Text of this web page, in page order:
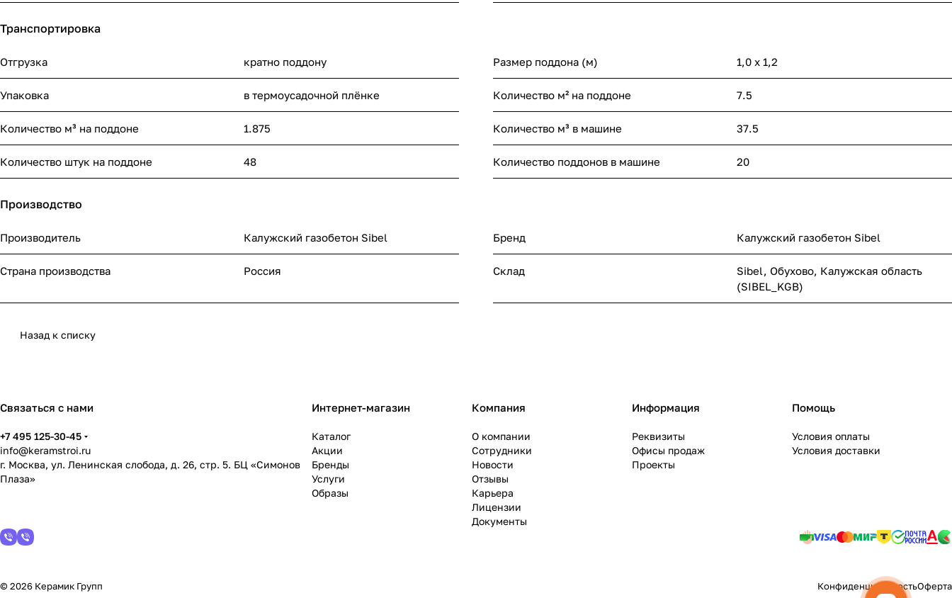
Транспортировка
Отгрузка кратно поддону Размер поддона (м) 1,0 х 1,2
Упаковка в термоусадочной плёнке Количество м² на поддоне 7.5
Количество м³ на поддоне 1.875 Количество м³ в машине 37.5
Количество штук на поддоне 48 Количество поддонов в машине 20
Производство
Производитель Калужский газобетон Sibel Бренд Калужский газобетон Sibel
Страна производства Россия Склад
Sibel, Обухово, Калужская область
(SIBEL_KGB)
Назад к списку
Связаться с нами
+7 495 125-30-45
info@keramstroi.ru
г. Москва, ул. Ленинская слобода, д. 26, стр. 5. БЦ «Симонов
Плаза»
Интернет-магазин
Каталог
Акции
Бренды
Услуги
Образы
Компания
О компании
Сотрудники
Новости
Отзывы
Карьера
Лицензии
Документы
Информация
Реквизиты
Офисы продаж
Проекты
Помощь
Условия оплаты
Условия доставки
© 2026 Керамик Групп КонфиденциальностьОферта